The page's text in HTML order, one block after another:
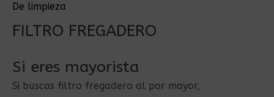
De limpieza
FILTRO FREGADERO
Si eres mayorista
Si buscas filtro fregadero al por mayor,